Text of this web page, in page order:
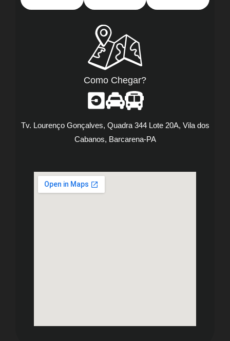
Como Chegar?
Tv. Lourenço Gonçalves, Quadra 344 Lote 20A, Vila dos
Cabanos, Barcarena-PA